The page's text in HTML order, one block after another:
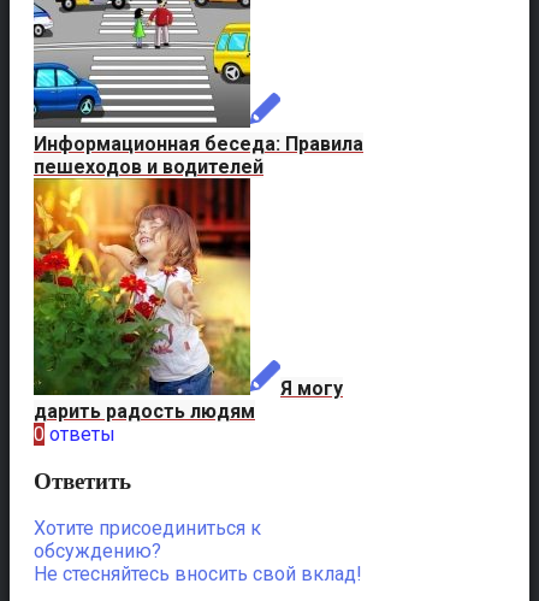
Информационная беседа: Правила
пешеходов и водителей
Я могу
дарить радость людям
0 ответы
Ответить
Хотите присоединиться к
обсуждению?
Не стесняйтесь вносить свой вклад!